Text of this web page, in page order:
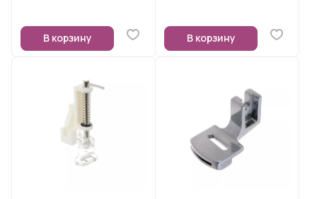
В корзину В корзину